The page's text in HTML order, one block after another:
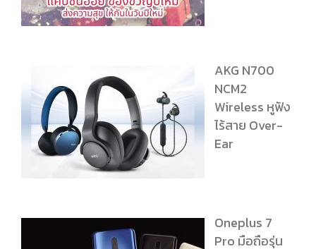
AKG N700
NCM2
Wireless หูฟัง
ไร้สาย Over-
Ear
Oneplus 7
Pro มือถือรุ่น